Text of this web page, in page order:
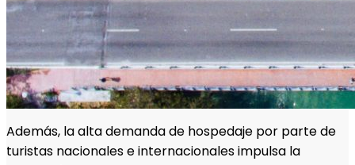
Además, la alta demanda de hospedaje por parte de
turistas nacionales e internacionales impulsa la